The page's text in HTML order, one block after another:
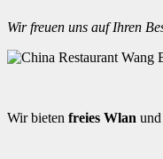
Wir freuen uns auf Ihren
Wir bieten freies Wlan